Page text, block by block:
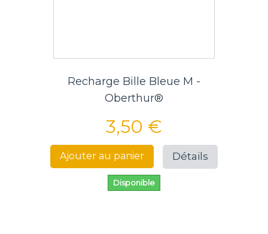
Recharge Bille Bleue M -
Oberthur®
3,50 €
Ajouter au panier Détails
Disponible